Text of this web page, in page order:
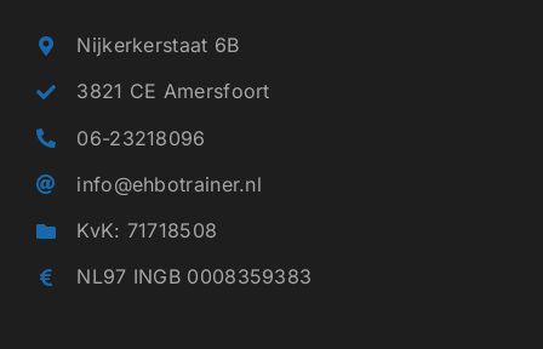
Nijkerkerstaat 6B
3821 CE Amersfoort
06-23218096
info@ehbotrainer.nl
KvK: 71718508
NL97 INGB 0008359383